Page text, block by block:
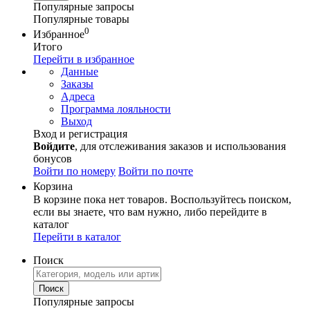
Популярные запросы
Популярные товары
Избранное0
Итого
Перейти в избранное
Данные
Заказы
Адреса
Программа лояльности
Выход
Вход и регистрация
Войдите, для отслеживания заказов и использования
бонусов
Войти по номеру Войти по почте
Корзина
В корзине пока нет товаров. Воспользуйтесь поиском,
если вы знаете, что вам нужно, либо перейдите в
каталог
Перейти в каталог
Поиск
Популярные запросы